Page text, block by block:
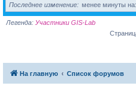
Последнее изменение
менее минуты
Легенда: Участники GIS-Lab
На главную Список форумов